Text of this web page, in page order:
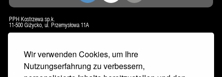
Wir verwenden Cookies, um Ihre
Nutzungserfahrung zu verbessern,
PPH Kostrzewa sp.k.
11-500 Giżycko, ul. Przemysłowa 11A
KONTAKT